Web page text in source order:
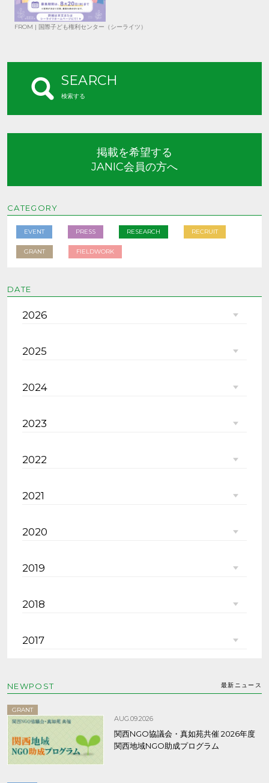
FROM | 国際子ども権利センター（シーライツ）
SEARCH
検索する
掲載を希望する
JANIC会員の方へ
CATEGORY
EVENT PRESS RESEARCH RECRUIT
GRANT FIELDWORK
DATE
2026
2025
2024
2023
2022
2021
2020
2019
2018
2017
NEWPOST 最新ニュース
GRANT
AUG.09.2026
関西NGO協議会・真如苑共催 2026年度
関西地域NGO助成プログラム